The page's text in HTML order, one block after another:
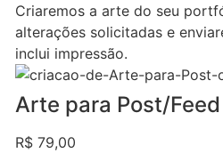
Criaremos a arte do seu
alterações solicitadas e
inclui impressão.
Arte para Post/Feed
R$ 79,00